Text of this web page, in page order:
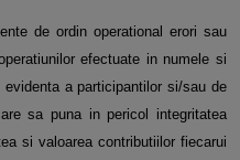
de ordin operational erori sau
efectuate in numele si
a participantilor si/sau de
sa puna in pericol integritatea
si valoarea contributiilor fiecarui